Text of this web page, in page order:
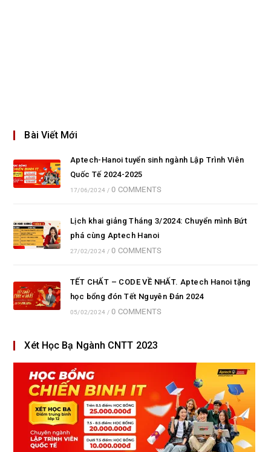
Bài Viết Mới
Aptech-Hanoi tuyển sinh ngành Lập Trình Viên
Quốc Tế 2024-2025
17/06/2024 / 0 COMMENTS
Lịch khai giảng Tháng 3/2024: Chuyển mình Bứt
phá cùng Aptech Hanoi
27/02/2024 / 0 COMMENTS
TẾT CHẤT – CODE VỀ NHẤT. Aptech Hanoi tặng
học bổng đón Tết Nguyên Đán 2024
05/02/2024 / 0 COMMENTS
Xét Học Bạ Ngành CNTT 2023